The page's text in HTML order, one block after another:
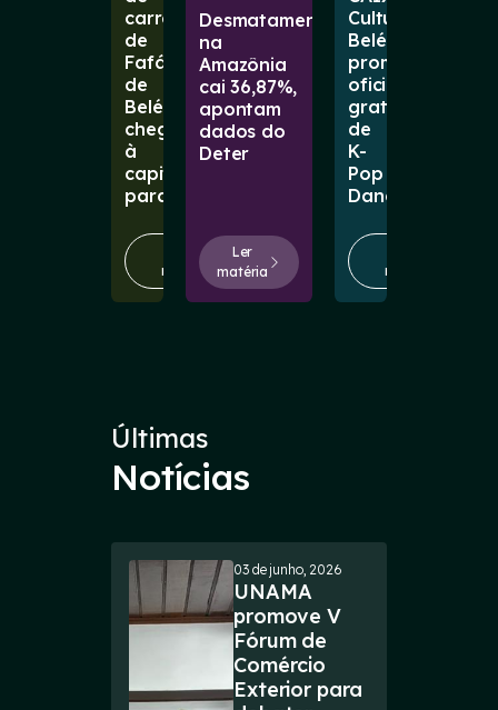
carreira
de
Fafá
de
Belém
chega
à
capital
paraense
matéria
Desmatamento
na
Amazônia
cai 36,87%,
apontam
dados do
Deter
Ler
matéria
Cultural
Belém
promove
oficina
gratuita
de
K-
Pop
Dance
matéria
Últimas
Notícias
03 de junho, 2026
UNAMA
promove V
Fórum de
Comércio
Exterior para